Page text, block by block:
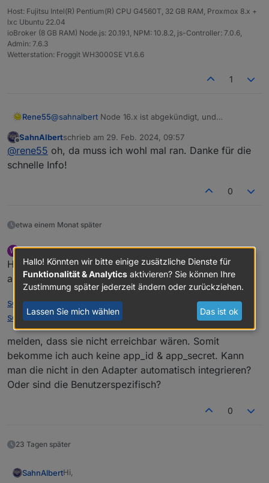
Host: Fujitsu Intel(R) Pentium(R) CPU G4560T, 32 GB RAM, Proxmox 8.x +
lxc Ubuntu 22.04
ioBroker (8 GB RAM) Node.js: 20.19.1, NPM: 10.8.2, js-Controller: 7.0.6,
Admin: 7.6.3
Wetterstation: Froggit WH3000SE V1.6.6
1
Rene55@sahnalbert Node 16.x ist abgekündigt, und
die Ursachen, warum der Adapter nicht sauber
installiert worden ist. Upgrade ist Möglich?
Offline
SahnAlbertschrieb am 29. Feb. 2024, 09:57
zuletzt editiert von
@rene55 oh, da muss ich wohl mal ran. Danke für die
schnelle Info!
0
etwa einem Monat später
W
Offline
willhelmschrieb am9. Apr. 2024, 04:22
zuletzt editiert von
Hallo,
aktuell geht wohl keine email-adresse mehr.
service@solarmanpv.com
service@solarmanpv.com
melden, dass sie nicht erreichbar wären. Somit
bekomme ich auch keine app_id & app_secret. Kann
man die nicht in den Adapter automatisch integrieren?
Oder sind die Benutzerspezifisch?
0
23 Tagen später
SahnAlbertHi,
Hallo! Könnten wir bitte einige zusätzliche Dienste für
Funktionalität & Analytics aktivieren? Sie können Ihre
Zustimmung später jederzeit ändern oder zurückziehen.
Lassen Sie mich wählen Das ist ok